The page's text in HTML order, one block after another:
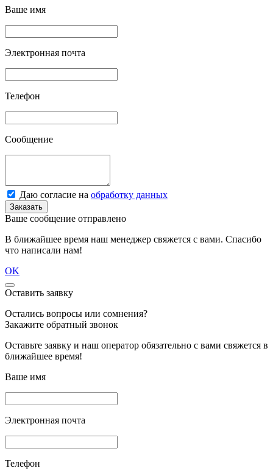
Ваше имя
Электронная почта
Телефон
Сообщение
Даю согласие на обработку данных
Заказать
Ваше сообщение отправлено
В ближайшее время наш менеджер свяжется с вами. Спасибо
что написали нам!
OK
Оставить заявку
Остались вопросы или сомнения?
Закажите обратный звонок
Оставьте заявку и наш оператор обязательно с вами свяжется в
ближайшее время!
Ваше имя
Электронная почта
Телефон